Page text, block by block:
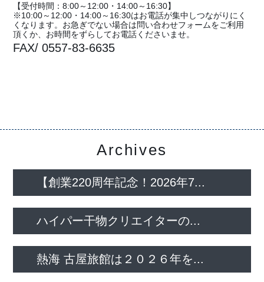
【受付時間：8:00～12:00・14:00～16:30】
※10:00～12:00・14:00～16:30はお電話が集中しつながりにく
くなります。お急ぎでない場合は問い合わせフォームをご利用
頂くか、お時間をずらしてお電話くださいませ。
FAX/ 0557-83-6635
Archives
【創業220周年記念！2026年7...
ハイパー干物クリエイターの...
熱海 古屋旅館は２０２６年を...